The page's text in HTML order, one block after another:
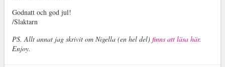
Godnatt och god jul!
/Slaktarn
PS. Allt annat jag skrivit om Nigella (en hel del) finns att läsa här.
Enjoy.